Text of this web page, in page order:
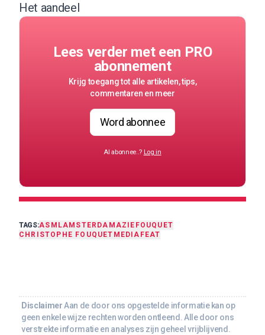
Het aandeel
Lees verder met een PRO
abonnement
Krijg toegang tot alle artikelen, tips,
commentaren en meer
Word abonnee
Al abonnee..? Log in
TAGS:ASMLAMSTERDAM AZIE FOUQUET
CHRISTOPHE FOUQUET MEDIA FEAT
Disclaimer Aan de door ons opgestelde informatie kan op
geen enkele wijze rechten worden ontleend. Alle door ons
verstrekte informatie en analyses zijn geheel vrijblijvend.